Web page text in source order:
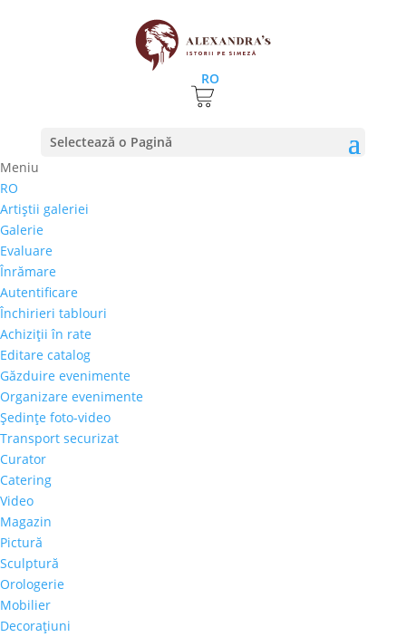
RO
Selectează o Pagină
Meniu
RO
Artiştii galeriei
Galerie
Evaluare
Înrămare
Autentificare
Închirieri tablouri
Achiziţii în rate
Editare catalog
Găzduire evenimente
Organizare evenimente
Şedinţe foto-video
Transport securizat
Curator
Catering
Video
Magazin
Pictură
Sculptură
Orologerie
Mobilier
Decoraţiuni
Pictura ramane si anul acesta vedeta
investitiilor personale
18 iulie 2017
De la Marea Criza din 1930 incoace, arta s-a dovedit
a fi cea mai buna investitie financiara. Valoarea
operelor de arta supravietuieste de cele mai multe
ori scaderii economice si inflatiei, iar trendul pe piata
obiectelor de arta este crescator de aproape o suta
de...
Galeria Alexandra’s la Courtyard by Marriott
Bucharest Floreasca
Parteneriat nou: Galeria Alexandra’s & Imperia Club
Sakura, cel mai mare diamant roz, s-a vândut cu
aproape 30 de milioane de dolari